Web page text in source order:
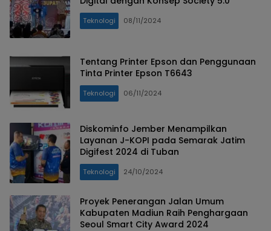
Teknologi 08/11/2024
Tentang Printer Epson dan Penggunaan
Tinta Printer Epson T6643
Teknologi 06/11/2024
Diskominfo Jember Menampilkan
Layanan J-KOPI pada Semarak Jatim
Digifest 2024 di Tuban
Teknologi 24/10/2024
Proyek Penerangan Jalan Umum
Kabupaten Madiun Raih Penghargaan
Seoul Smart City Award 2024